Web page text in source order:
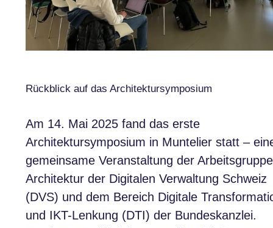
Rückblick auf das Architektursymposium
Am 14. Mai 2025 fand das erste
Architektursymposium in Muntelier statt –
gemeinsame Veranstaltung der Arbeitsgruppe
Architektur der Digitalen Verwaltung Schweiz
(DVS) und dem Bereich Digitale
und IKT-Lenkung (DTI) der Bundeskanzlei.